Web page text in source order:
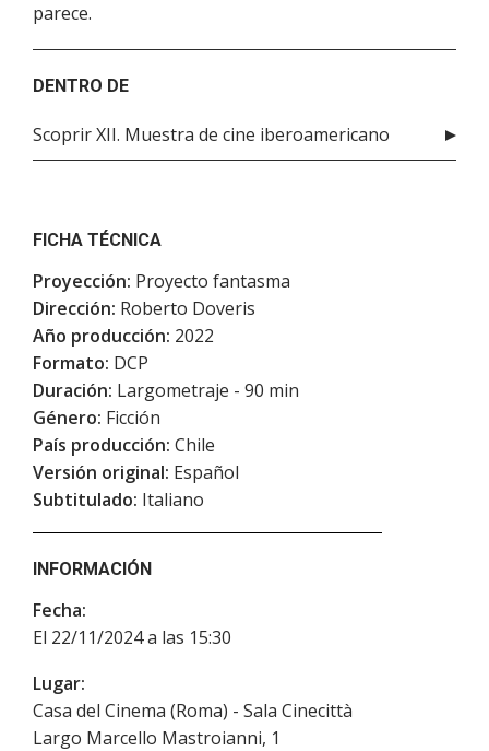
parece.
DENTRO DE
Scoprir XII. Muestra de cine iberoamericano
FICHA TÉCNICA
Proyección: Proyecto fantasma
Dirección: Roberto Doveris
Año producción: 2022
Formato: DCP
Duración: Largometraje - 90 min
Género: Ficción
País producción: Chile
Versión original: Español
Subtitulado: Italiano
INFORMACIÓN
Fecha:
El 22/11/2024 a las 15:30
Lugar:
Casa del Cinema (Roma) - Sala Cinecittà
Largo Marcello Mastroianni, 1